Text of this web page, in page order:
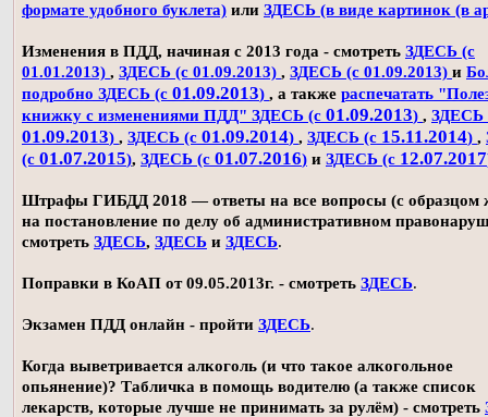
формате удобного буклета) или ЗДЕСЬ (в виде картинок (в
Изменения в ПДД, начиная с 2013 года - смотреть ЗДЕСЬ (с
01.01.2013) , ЗДЕСЬ (с 01.09.2013) , ЗДЕСЬ (с 01.09.2013) и
подробно ЗДЕСЬ (с 01.09.2013) , а также распечатать
книжку с изменениями ПДД" ЗДЕСЬ (с 01.09.2013) , ЗДЕСЬ
01.09.2013) , ЗДЕСЬ (с 01.09.2014) , ЗДЕСЬ (с 15.11.2014) ,
(с 01.07.2015), ЗДЕСЬ (с 01.07.2016) и ЗДЕСЬ (с 12.07.2017
Штрафы ГИБДД 2018 — ответы на все вопросы (с образцом
на постановление по делу об административном
смотреть ЗДЕСЬ, ЗДЕСЬ и ЗДЕСЬ.
Поправки в КоАП от 09.05.2013г. - смотреть ЗДЕСЬ.
Экзамен ПДД онлайн - пройти ЗДЕСЬ.
Когда выветривается алкоголь (и что такое алкогольное
опьянение)? Табличка в помощь водителю (а также список
лекарств, которые лучше не принимать за рулём) - смотреть